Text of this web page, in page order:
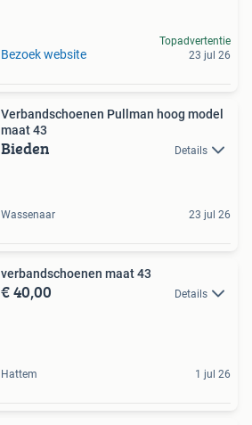
Bezoek website
Topadvertentie
23 jul 26
Verbandschoenen Pullman hoog model
maat 43
Bieden Details
Wassenaar 23 jul 26
verbandschoenen maat 43
€ 40,00 Details
Hattem 1 jul 26